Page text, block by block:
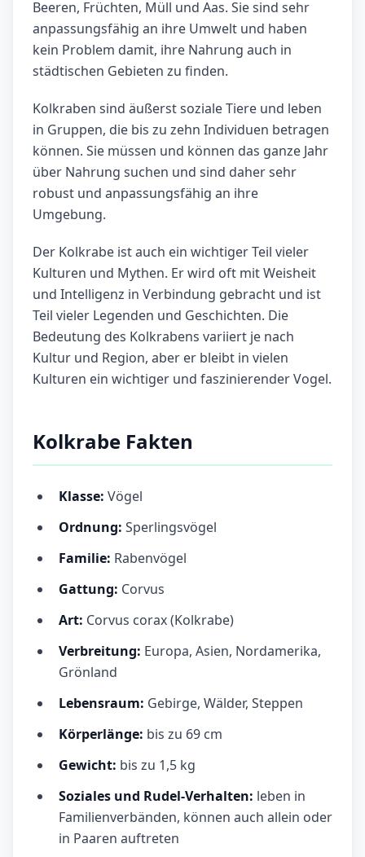
Beeren, Früchten, Müll und Aas. Sie sind sehr
anpassungsfähig an ihre Umwelt und haben
kein Problem damit, ihre Nahrung auch in
städtischen Gebieten zu finden.
Kolkraben sind äußerst soziale Tiere und leben
in Gruppen, die bis zu zehn Individuen betragen
können. Sie müssen und können das ganze Jahr
über Nahrung suchen und sind daher sehr
robust und anpassungsfähig an ihre
Umgebung.
Der Kolkrabe ist auch ein wichtiger Teil vieler
Kulturen und Mythen. Er wird oft mit Weisheit
und Intelligenz in Verbindung gebracht und ist
Teil vieler Legenden und Geschichten. Die
Bedeutung des Kolkrabens variiert je nach
Kultur und Region, aber er bleibt in vielen
Kulturen ein wichtiger und faszinierender Vogel.
Kolkrabe Fakten
Klasse: Vögel
Ordnung: Sperlingsvögel
Familie: Rabenvögel
Gattung: Corvus
Art: Corvus corax (Kolkrabe)
Verbreitung: Europa, Asien, Nordamerika,
Grönland
Lebensraum: Gebirge, Wälder, Steppen
Körperlänge: bis zu 69 cm
Gewicht: bis zu 1,5 kg
Soziales und Rudel-Verhalten: leben in
Familienverbänden, können auch allein oder
in Paaren auftreten